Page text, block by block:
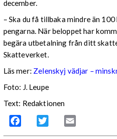
december.
– Ska du få tillbaka mindre än
pengarna. När beloppet har
begära utbetalning från ditt
Skatteverket.
Läs mer: Zelenskyj vädjar –
Foto: J. Leupe
Text: Redaktionen
Facebook Twitter